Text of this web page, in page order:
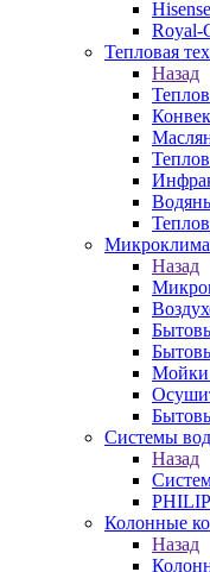
Hisense
Royal-
Тепловая
Назад
Назад
Мойки
Системы
Назад
Колонные
Назад